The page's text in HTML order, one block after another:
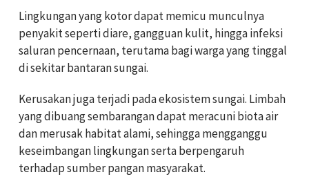
Lingkungan yang kotor dapat memicu munculnya
penyakit seperti diare, gangguan kulit, hingga infeksi
saluran pencernaan, terutama bagi warga yang tinggal
di sekitar bantaran sungai.
Kerusakan juga terjadi pada ekosistem sungai. Limbah
yang dibuang sembarangan dapat meracuni biota air
dan merusak habitat alami, sehingga mengganggu
keseimbangan lingkungan serta berpengaruh
terhadap sumber pangan masyarakat.